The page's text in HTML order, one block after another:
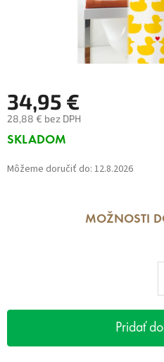
34,95 €
28,88 € bez DPH
Jednotková
SKLADOM
Môžeme doručiť do: 12.8.2026
MOŽNOSTI
Pridať